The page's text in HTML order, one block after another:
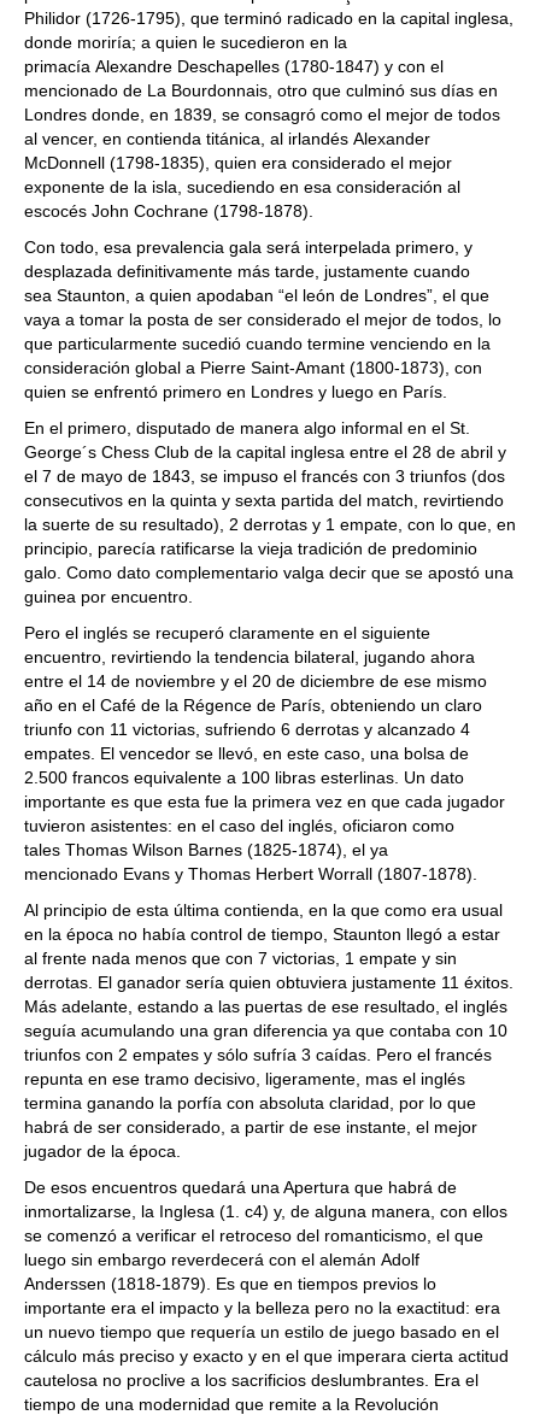
Philidor (1726-1795), que terminó radicado en la capital inglesa,
donde moriría; a quien le sucedieron en la
primacía Alexandre Deschapelles (1780-1847) y con el
mencionado de La Bourdonnais, otro que culminó sus días en
Londres donde, en 1839, se consagró como el mejor de todos
al vencer, en contienda titánica, al irlandés Alexander
McDonnell (1798-1835), quien era considerado el mejor
exponente de la isla, sucediendo en esa consideración al
escocés John Cochrane (1798-1878).
Con todo, esa prevalencia gala será interpelada primero, y
desplazada definitivamente más tarde, justamente cuando
sea Staunton, a quien apodaban “el león de Londres”, el que
vaya a tomar la posta de ser considerado el mejor de todos, lo
que particularmente sucedió cuando termine venciendo en la
consideración global a Pierre Saint-Amant (1800-1873), con
quien se enfrentó primero en Londres y luego en París.
En el primero, disputado de manera algo informal en el St.
George´s Chess Club de la capital inglesa entre el 28 de abril y
el 7 de mayo de 1843, se impuso el francés con 3 triunfos (dos
consecutivos en la quinta y sexta partida del match, revirtiendo
la suerte de su resultado), 2 derrotas y 1 empate, con lo que, en
principio, parecía ratificarse la vieja tradición de predominio
galo. Como dato complementario valga decir que se apostó una
guinea por encuentro.
Pero el inglés se recuperó claramente en el siguiente
encuentro, revirtiendo la tendencia bilateral, jugando ahora
entre el 14 de noviembre y el 20 de diciembre de ese mismo
año en el Café de la Régence de París, obteniendo un claro
triunfo con 11 victorias, sufriendo 6 derrotas y alcanzado 4
empates. El vencedor se llevó, en este caso, una bolsa de
2.500 francos equivalente a 100 libras esterlinas. Un dato
importante es que esta fue la primera vez en que cada jugador
tuvieron asistentes: en el caso del inglés, oficiaron como
tales Thomas Wilson Barnes (1825-1874), el ya
mencionado Evans y Thomas Herbert Worrall (1807-1878).
Al principio de esta última contienda, en la que como era usual
en la época no había control de tiempo, Staunton llegó a estar
al frente nada menos que con 7 victorias, 1 empate y sin
derrotas. El ganador sería quien obtuviera justamente 11 éxitos.
Más adelante, estando a las puertas de ese resultado, el inglés
seguía acumulando una gran diferencia ya que contaba con 10
triunfos con 2 empates y sólo sufría 3 caídas. Pero el francés
repunta en ese tramo decisivo, ligeramente, mas el inglés
termina ganando la porfía con absoluta claridad, por lo que
habrá de ser considerado, a partir de ese instante, el mejor
jugador de la época.
De esos encuentros quedará una Apertura que habrá de
inmortalizarse, la Inglesa (1. c4) y, de alguna manera, con ellos
se comenzó a verificar el retroceso del romanticismo, el que
luego sin embargo reverdecerá con el alemán Adolf
Anderssen (1818-1879). Es que en tiempos previos lo
importante era el impacto y la belleza pero no la exactitud: era
un nuevo tiempo que requería un estilo de juego basado en el
cálculo más preciso y exacto y en el que imperara cierta actitud
cautelosa no proclive a los sacrificios deslumbrantes. Era el
tiempo de una modernidad que remite a la Revolución